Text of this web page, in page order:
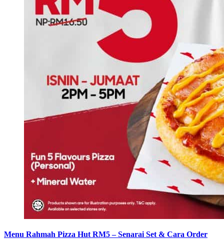
Menu Rahmah Pizza Hut RM5 – Senarai Set & Cara Order